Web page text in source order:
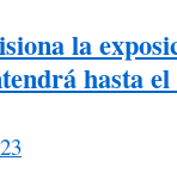
la
hasta